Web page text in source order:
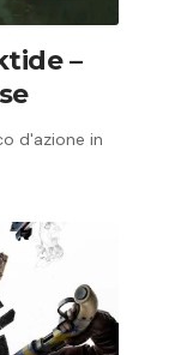
–
d'azione in